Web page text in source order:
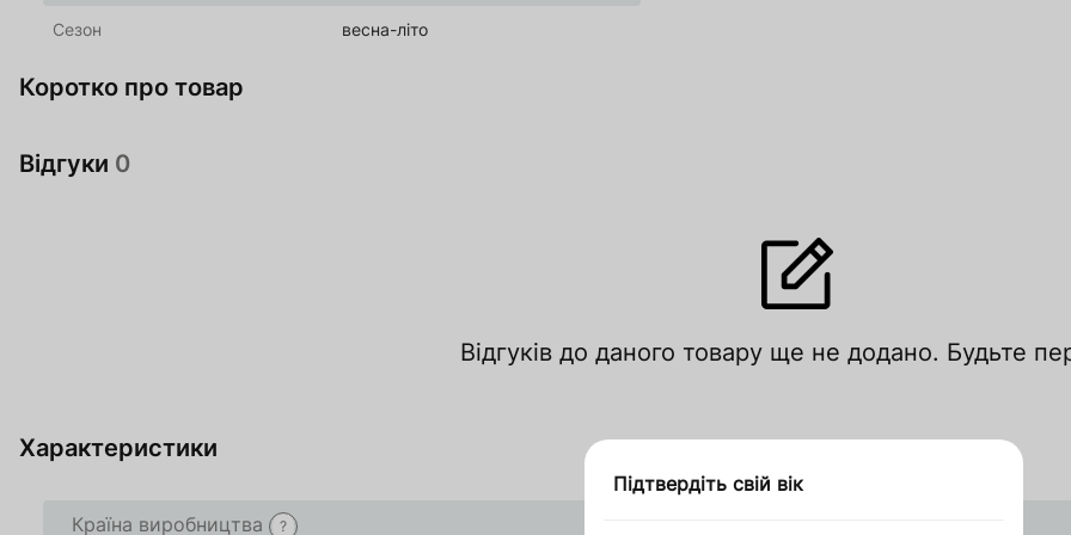
Сезон весна-літо
Коротко про товар
Відгуки 0
Відгуків до даного товару ще не додано. Будьте
Характеристики
Країна виробництва ?
Дякуємо за замовлення
Підтвердіть свій вік